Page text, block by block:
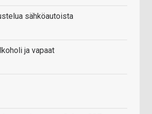
sähköautoista
ja vapaat